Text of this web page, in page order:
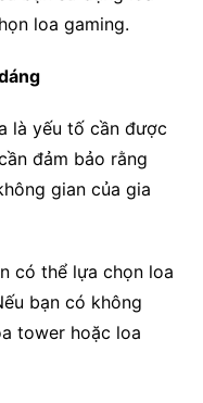
loa gaming.
là yếu tố cần được
đảm bảo rằng
gian của gia
có thể lựa chọn loa
bạn có không
tower hoặc loa